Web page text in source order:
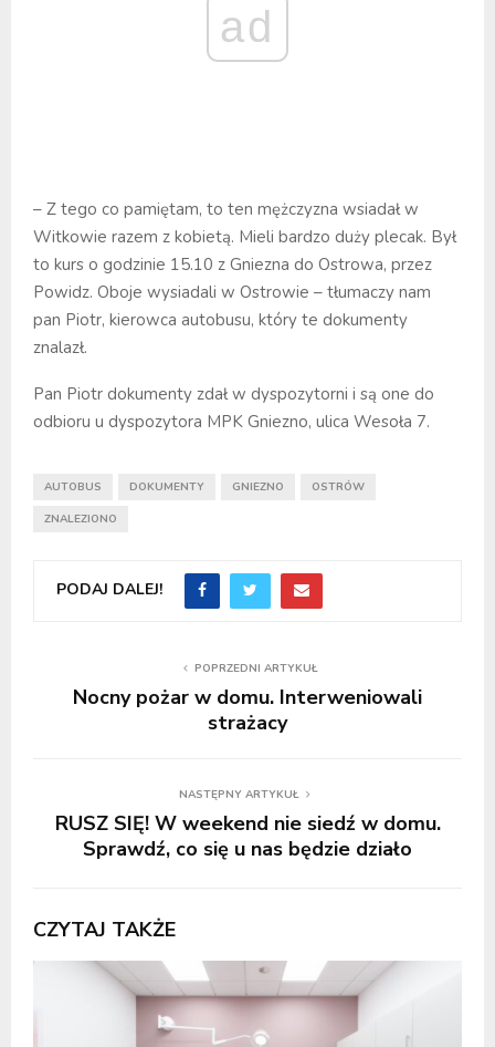
ad
– Z tego co pamiętam, to ten mężczyzna wsiadał w
Witkowie razem z kobietą. Mieli bardzo duży plecak. Był
to kurs o godzinie 15.10 z Gniezna do Ostrowa, przez
Powidz. Oboje wysiadali w Ostrowie – tłumaczy nam
pan Piotr, kierowca autobusu, który te dokumenty
znalazł.
Pan Piotr dokumenty zdał w dyspozytorni i są one do
odbioru u dyspozytora MPK Gniezno, ulica Wesoła 7.
AUTOBUS DOKUMENTY GNIEZNO OSTRÓW
ZNALEZIONO
PODAJ DALEJ!
POPRZEDNI ARTYKUŁ
Nocny pożar w domu. Interweniowali
strażacy
NASTĘPNY ARTYKUŁ
RUSZ SIĘ! W weekend nie siedź w domu.
Sprawdź, co się u nas będzie działo
CZYTAJ TAKŻE